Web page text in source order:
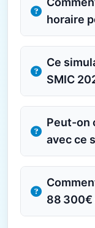
horaire
Ce
SMIC
Peut-on
avec ce
88 300€